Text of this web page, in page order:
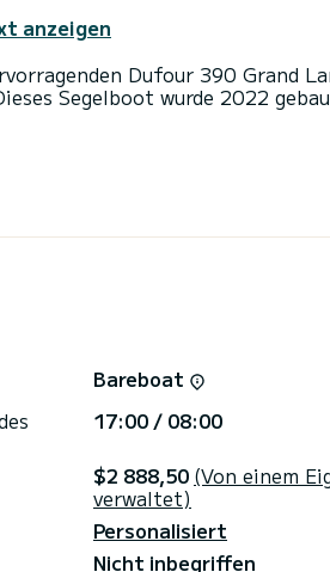
anzeigen
Dufour 390 Grand
Segelboot wurde 2022
bester Verbündeter sein, um
Dusche
einer Rollgenua ausgestattet.
Bareboat
17:00 / 08:00
$2 888,50 (Von einem
verwaltet)
Personalisiert
Nicht inbegriffen